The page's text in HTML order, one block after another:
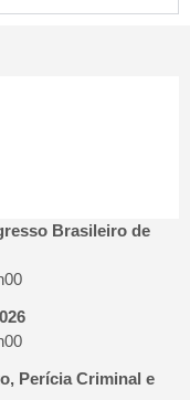
Brasileiro de
Perícia Criminal e